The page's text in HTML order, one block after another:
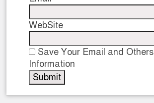
WebSite
Save Your Email and Others
Information